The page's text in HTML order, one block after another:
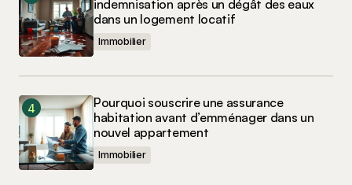
indemnisation après un dégât des eaux
dans un logement locatif
Immobilier
Pourquoi souscrire une assurance
habitation avant d’emménager dans un
nouvel appartement
Immobilier